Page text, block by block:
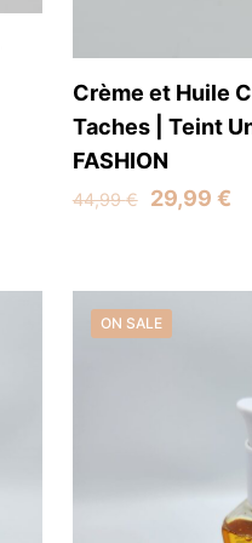
Crème et Huile
Taches | Teint
FASHION
44,99€
Original
44,99 €.
29,99 €
ON SALE